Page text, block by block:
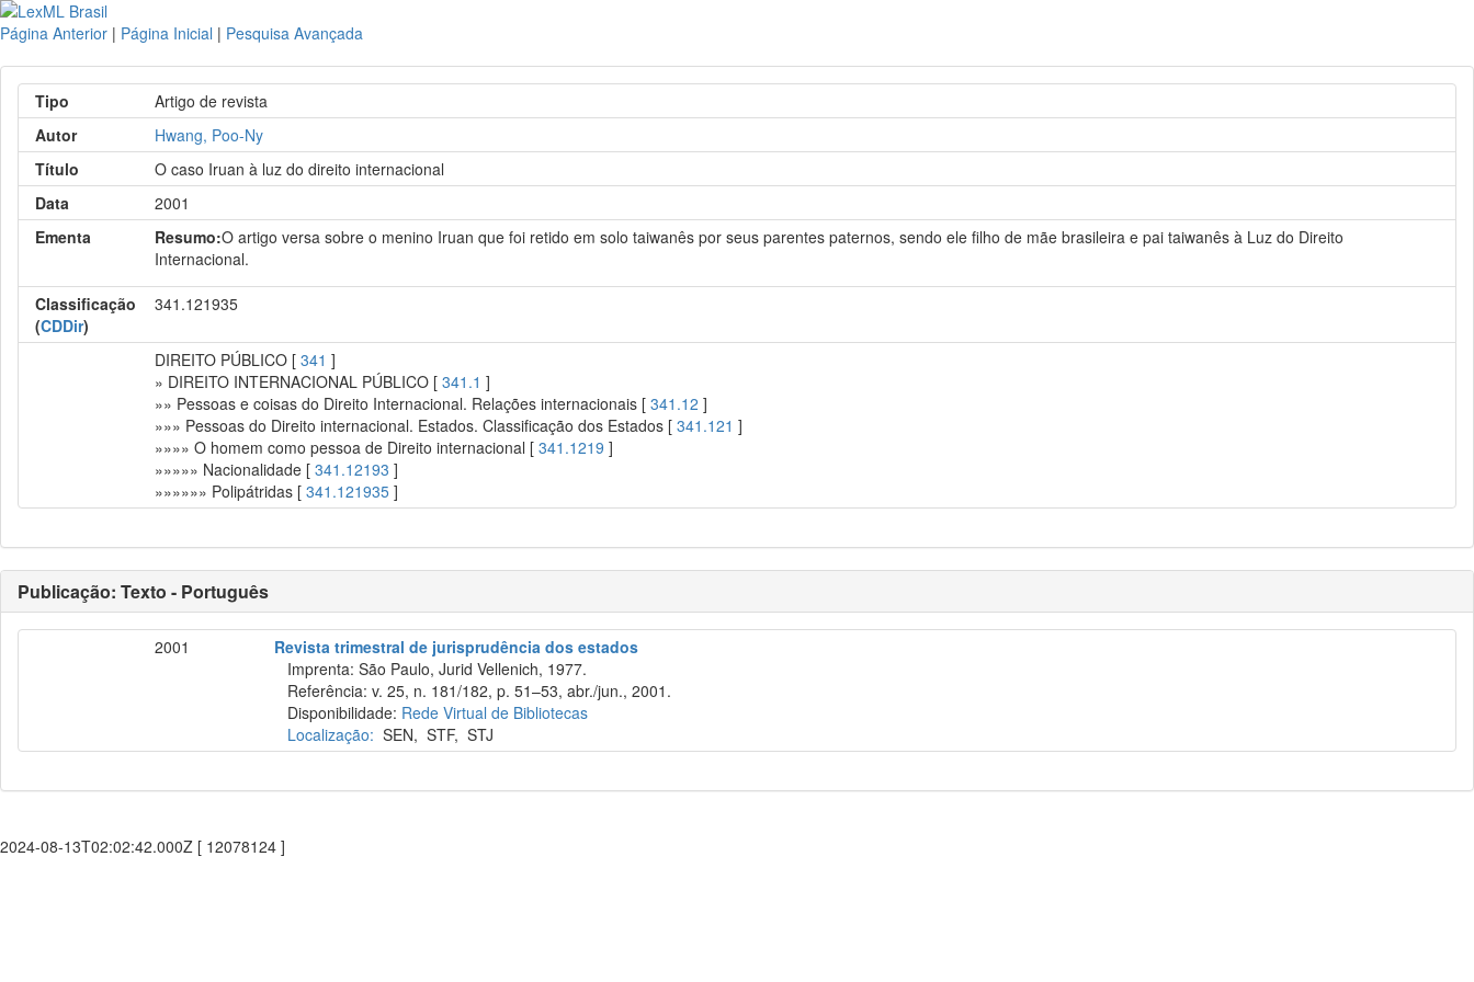
Página Anterior | Página Inicial | Pesquisa Avançada
Tipo
Artigo de revista
Autor
Hwang, Poo-Ny
Título
O caso Iruan à luz do direito internacional
Data
2001
Ementa
Resumo:O artigo versa sobre o menino Iruan que foi retido em solo taiwanês por seus parentes paternos, sendo ele filho de mãe brasileira e pai taiwanês à Luz do Direito
Internacional.
Classificação
(CDDir)
341.121935
DIREITO PÚBLICO [341 ]
» DIREITO INTERNACIONAL PÚBLICO [341.1 ]
»» Pessoas e coisas do Direito Internacional. Relações internacionais [341.12 ]
»»» Pessoas do Direito internacional. Estados. Classificação dos Estados [341.121 ]
»»»» O homem como pessoa de Direito internacional [341.1219 ]
»»»»» Nacionalidade [341.12193 ]
»»»»»» Polipátridas [341.121935 ]
Publicação: Texto - Português
2001
Revista trimestral de jurisprudência dos estados
Imprenta: São Paulo, Jurid Vellenich, 1977.
Referência: v. 25, n. 181/182, p. 51–53, abr./jun., 2001.
Disponibilidade: Rede Virtual de Bibliotecas
Localização: SEN,STF,STJ
2024-08-13T02:02:42.000Z [ 12078124 ]